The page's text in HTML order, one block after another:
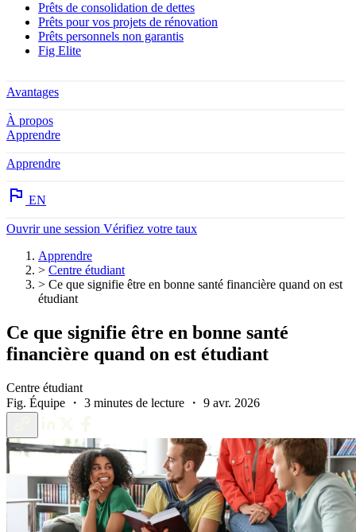
Prêts de consolidation de dettes
Prêts pour vos projets de rénovation
Prêts personnels non garantis
Fig Elite
Avantages
À propos
Apprendre
Apprendre
EN
Ouvrir une session Vérifiez votre taux
Apprendre
> Centre étudiant
> Ce que signifie être en bonne santé financière quand on est
étudiant
Ce que signifie être en bonne santé
financière quand on est étudiant
Centre étudiant
Fig. Équipe ・ 3 minutes de lecture ・ 9 avr. 2026